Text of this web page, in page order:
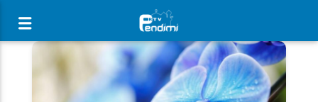
[There are no radio stations in the database]